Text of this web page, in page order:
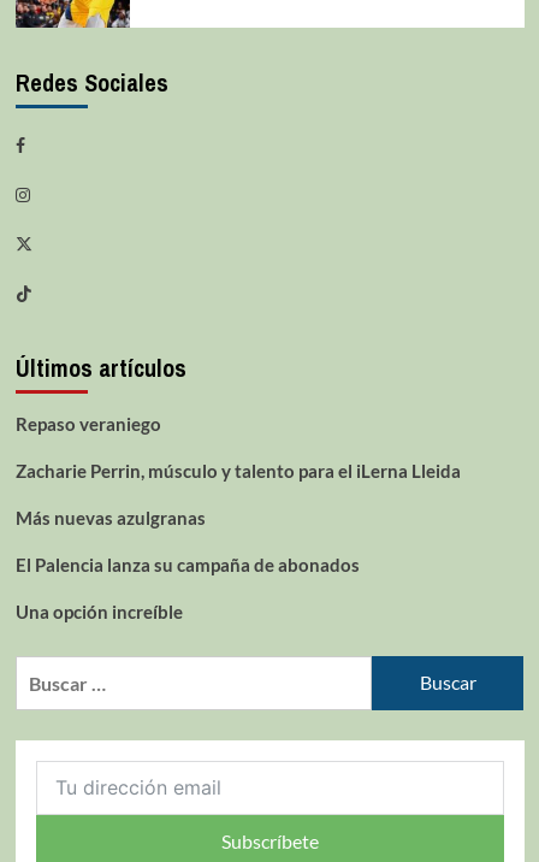
Redes Sociales
Últimos artículos
Repaso veraniego
Zacharie Perrin, músculo y talento para el iLerna Lleida
Más nuevas azulgranas
El Palencia lanza su campaña de abonados
Una opción increíble
Subscríbete